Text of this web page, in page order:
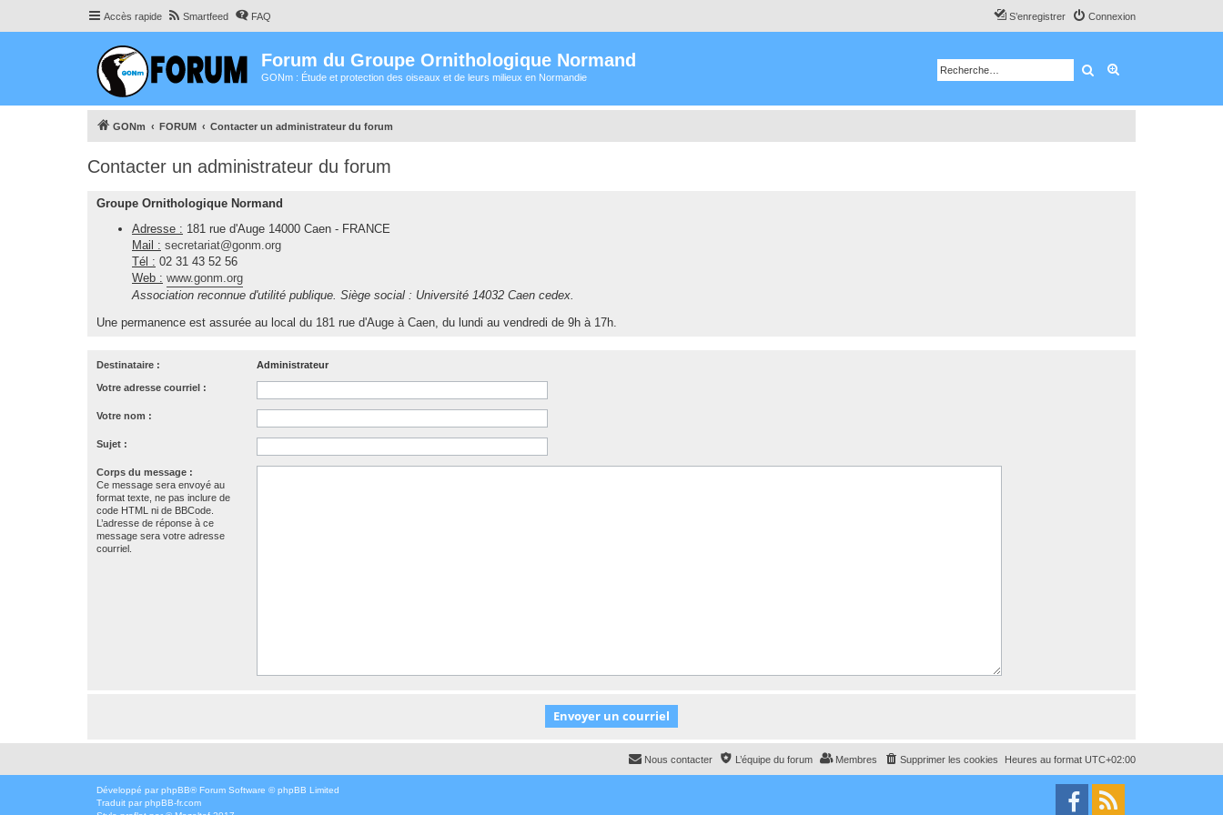
Accès rapide Smartfeed FAQ Connexion
S’enregistrer
Forum du Groupe Ornithologique Normand
GONm : Étude et protection des oiseaux et de leurs milieux en Normandie Rechercher
GONm FORUM Contacter un administrateur du forum
Contacter un administrateur du forum
Groupe Ornithologique Normand
Adresse : 181 rue d'Auge 14000 Caen - FRANCE
Mail : secretariat@gonm.org
Tél : 02 31 43 52 56
Web : www.gonm.org
Association reconnue d'utilité publique. Siège social : Université 14032 Caen cedex.
Une permanence est assurée au local du 181 rue d'Auge à Caen, du lundi au vendredi de 9h à 17h.
Destinataire : Administrateur
Votre adresse courriel :
Votre nom :
Sujet :
Corps du message :
Ce message sera envoyé au
format texte, ne pas inclure de
code HTML ni de BBCode.
L’adresse de réponse à ce
message sera votre adresse
courriel.
Heures au format UTC+02:00
Supprimer les cookies
Membres
L’équipe du forum
Nous contacter
Développé par phpBB® Forum Software © phpBB Limited
Traduit par phpBB-fr.com